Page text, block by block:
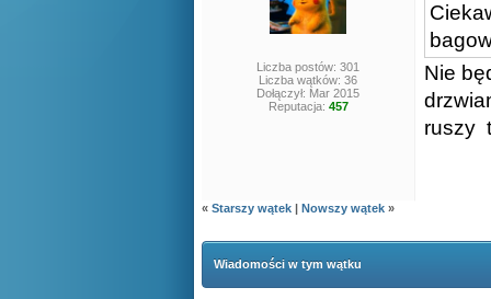
Liczba postów: 301
Liczba wątków: 36
Dołączył: Mar 2015
Reputacja: 457
Nie
ruszy
« Starszy wątek | Nowszy wątek »
Wiadomości w tym wątku